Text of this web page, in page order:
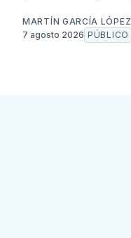
MARTÍN GARCÍA LÓPEZ
7 agosto 2026 PÚBLICO